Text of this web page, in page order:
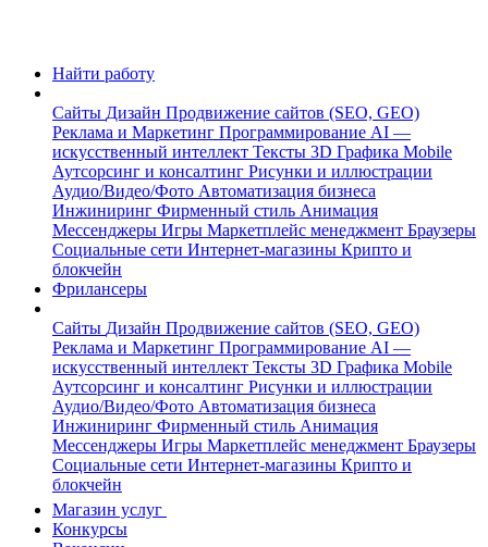
Найти работу
Сайты Дизайн Продвижение сайтов (SEO, GEO)
Реклама и Маркетинг Программирование AI —
искусственный интеллект Тексты 3D Графика Mobile
Аутсорсинг и консалтинг Рисунки и иллюстрации
Аудио/Видео/Фото Автоматизация бизнеса
Инжиниринг Фирменный стиль Анимация
Мессенджеры Игры Маркетплейс менеджмент Браузеры
Социальные сети Интернет-магазины Крипто и
блокчейн
Фрилансеры
Сайты Дизайн Продвижение сайтов (SEO, GEO)
Реклама и Маркетинг Программирование AI —
искусственный интеллект Тексты 3D Графика Mobile
Аутсорсинг и консалтинг Рисунки и иллюстрации
Аудио/Видео/Фото Автоматизация бизнеса
Инжиниринг Фирменный стиль Анимация
Мессенджеры Игры Маркетплейс менеджмент Браузеры
Социальные сети Интернет-магазины Крипто и
блокчейн
Магазин услуг
Конкурсы